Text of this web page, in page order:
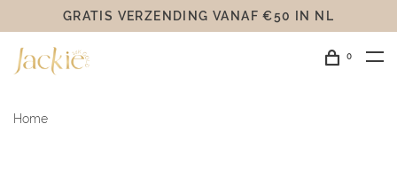
GRATIS VERZENDING VANAF €50 IN NL
0
Home